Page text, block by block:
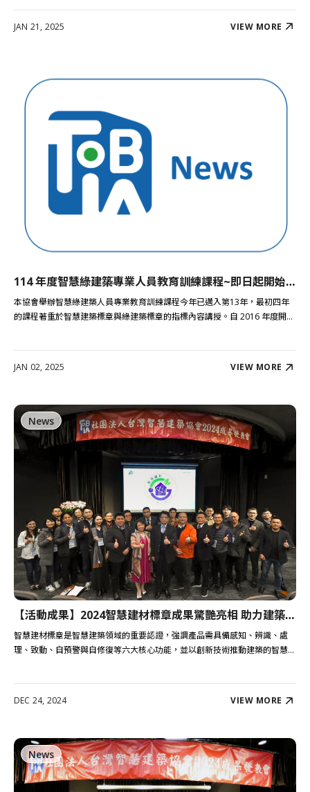
JAN 21, 2025 VIEW MORE
114 年度智慧綠建築專業人員教育訓練課程~即日起開始報名【名額已滿】
本協會舉辦智慧綠建築人員專業教育訓練課程今年已邁入第13年，最初四年
的課程著重於智慧建築標章與綠建築標章的指標內容講授。自 2016 年度開...
JAN 02, 2025 VIEW MORE
News
【活動成果】2024智慧建材標章成果驚艷亮相 助力建築數位與永續轉型
智慧建材標章是智慧建築領域的重要認證，強調產品需具備感知、辨識、處
理、致動、自預警與自修復等六大核心功能，並以創新技術推動建築的智慧...
DEC 24, 2024 VIEW MORE
News